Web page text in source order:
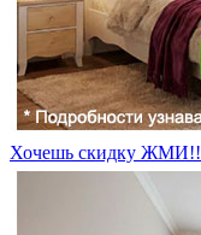
Хочешь скидку